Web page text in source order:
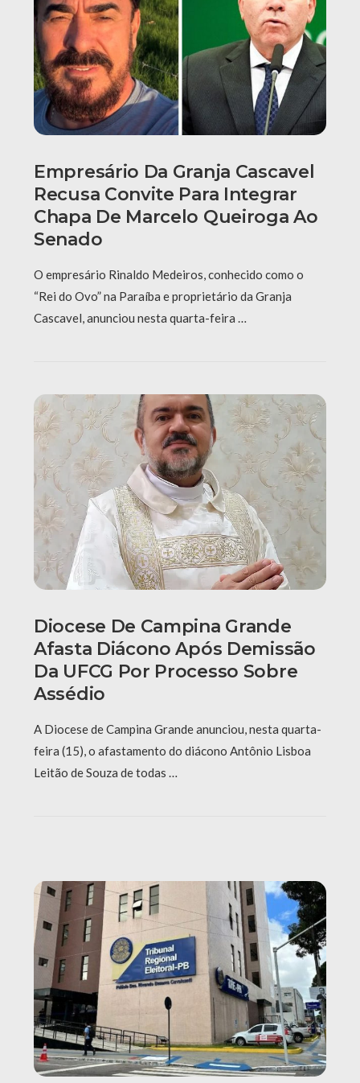
Empresário Da Granja Cascavel
Recusa Convite Para Integrar
Chapa De Marcelo Queiroga Ao
Senado
O empresário Rinaldo Medeiros, conhecido como o
“Rei do Ovo” na Paraíba e proprietário da Granja
Cascavel, anunciou nesta quarta-feira …
Diocese De Campina Grande
Afasta Diácono Após Demissão
Da UFCG Por Processo Sobre
Assédio
A Diocese de Campina Grande anunciou, nesta quarta-
feira (15), o afastamento do diácono Antônio Lisboa
Leitão de Souza de todas …